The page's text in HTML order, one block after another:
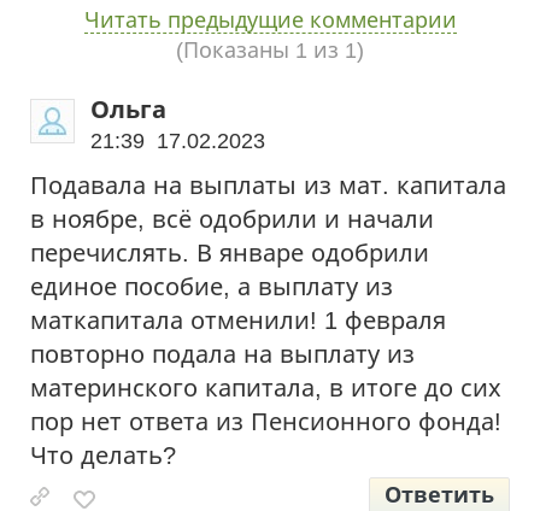
Читать предыдущие комментарии
(Показаны 1 из 1)
Ольга
21:39 17.02.2023
Подавала на выплаты из мат. капитала
в ноябре, всё одобрили и начали
перечислять. В январе одобрили
единое пособие, а выплату из
маткапитала отменили! 1 февраля
повторно подала на выплату из
материнского капитала, в итоге до сих
пор нет ответа из Пенсионного фонда!
Что делать?
Ответить